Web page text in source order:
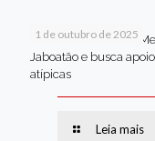
1 de outubro de 2025
Em Brasília, Andréa
Jaboatão e busca
atípicas
Leia mais